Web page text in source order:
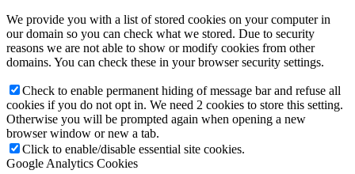
We provide you with a list of stored cookies on your computer in
our domain so you can check what we stored. Due to security
reasons we are not able to show or modify cookies from other
domains. You can check these in your browser security settings.
Check to enable permanent hiding of message bar and refuse all
cookies if you do not opt in. We need 2 cookies to store this setting.
Otherwise you will be prompted again when opening a new
browser window or new a tab.
Click to enable/disable essential site cookies.
Google Analytics Cookies